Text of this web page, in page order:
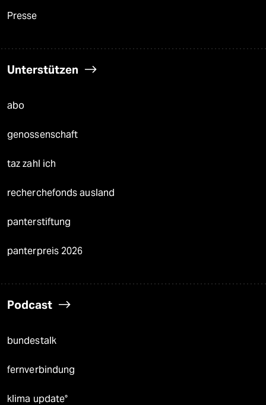
Presse
Unterstützen
abo
genossenschaft
taz zahl ich
recherchefonds ausland
panterstiftung
panterpreis 2026
Podcast
bundestalk
fernverbindung
klima update°